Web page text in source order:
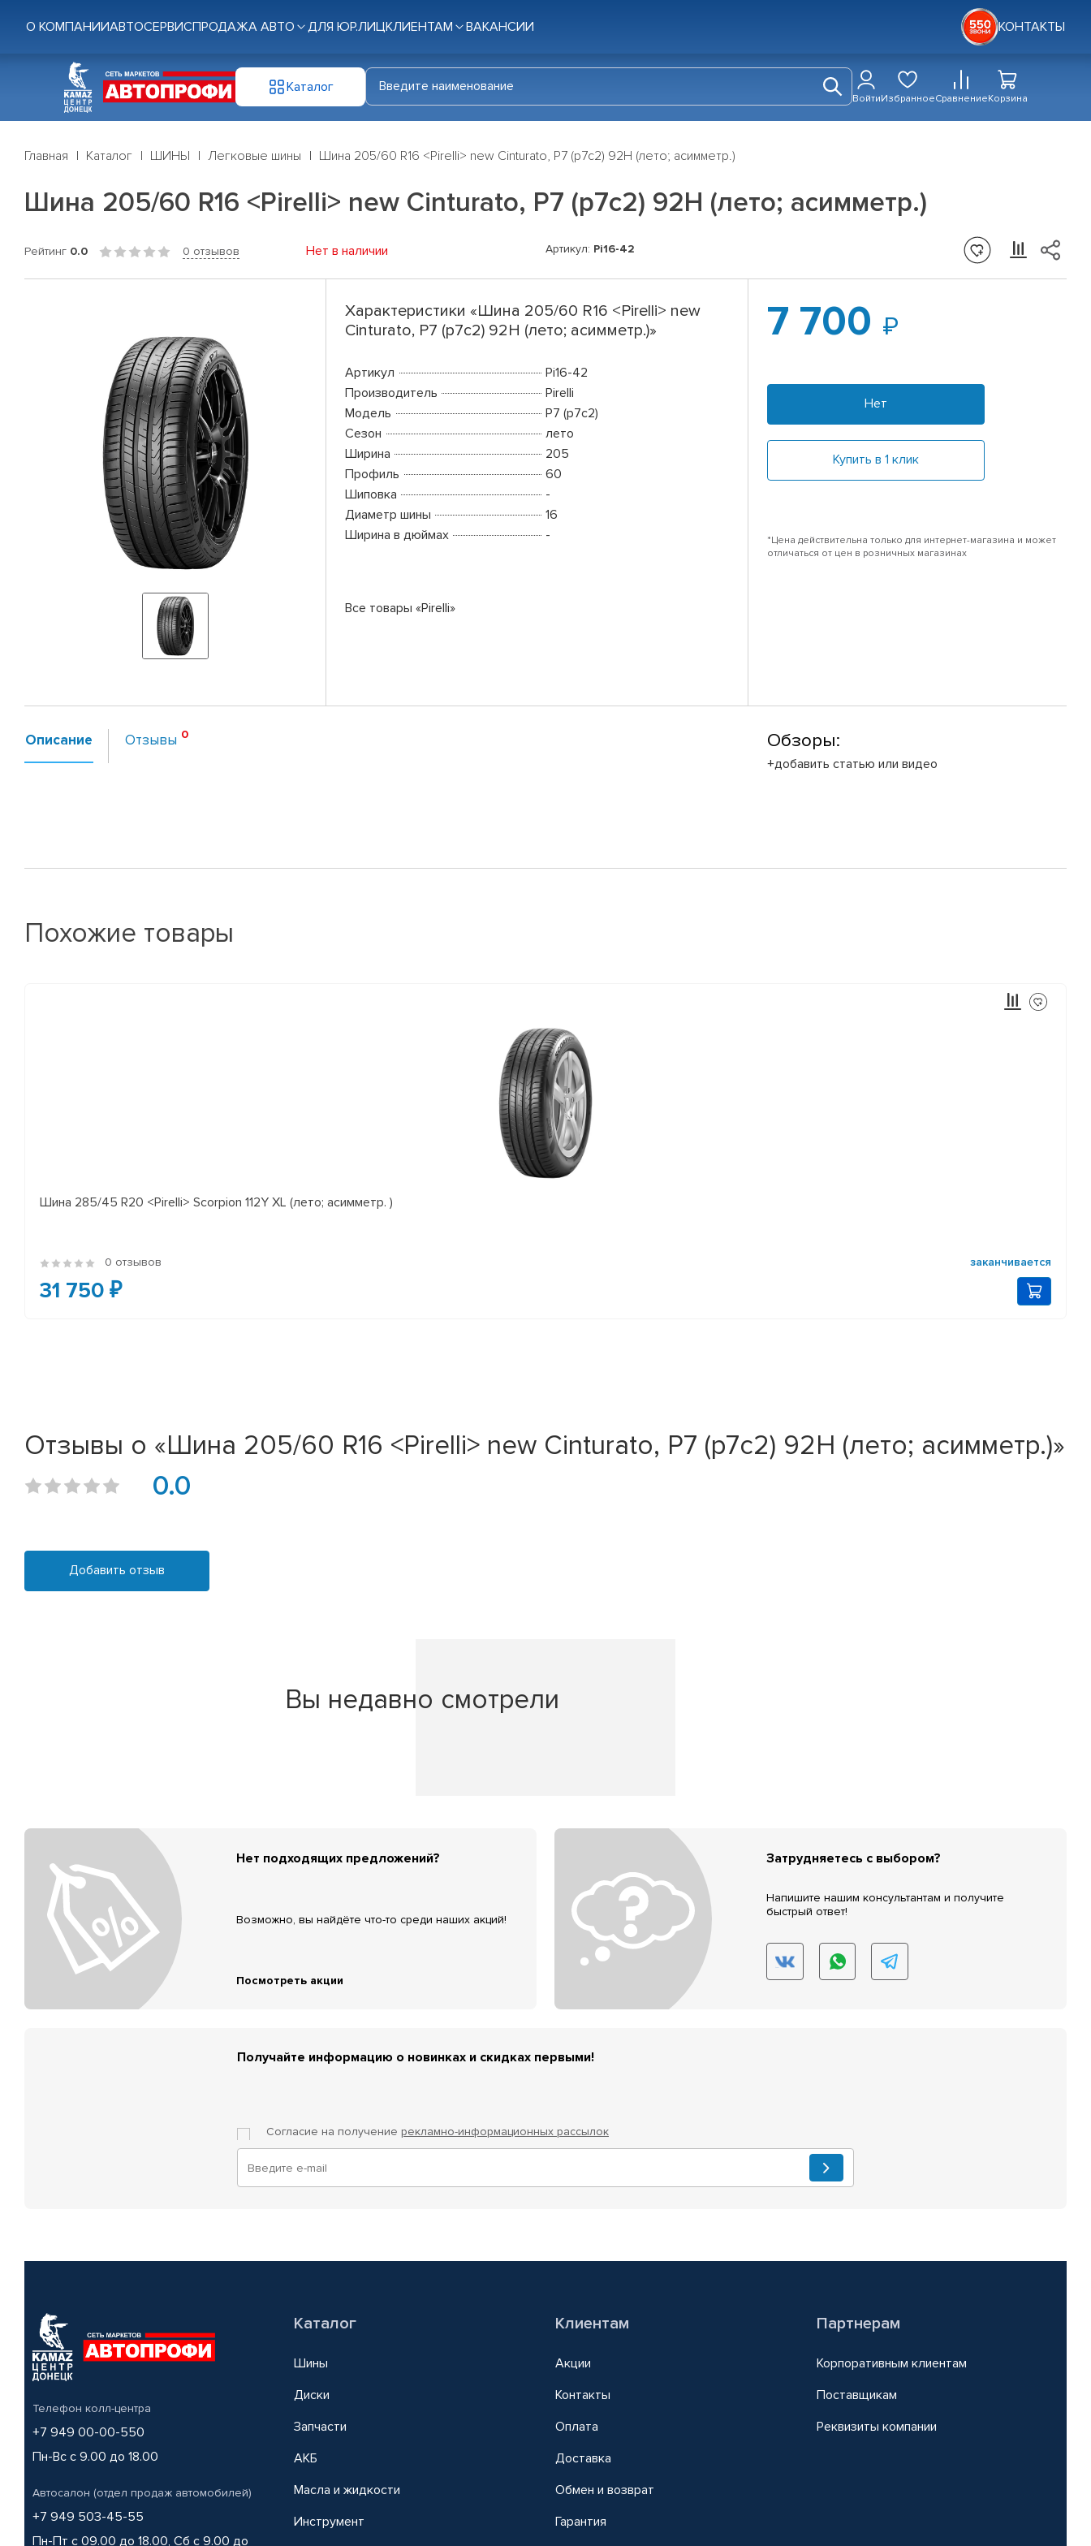
О КОМПАНИИАВТОСЕРВИСПРОДАЖА АВТО ДЛЯ ЮР.ЛИЦКЛИЕНТАМ ВАКАНСИИ КОНТАКТЫ
Каталог
ВойтиИзбранноеСравнениеКорзина
Главная Каталог ШИНЫ Легковые шины Шина 205/60 R16 <Pirelli> new Cinturato, P7 (p7c2) 92H (лето; асимметр.)
Шина 205/60 R16 <Pirelli> new Cinturato, P7 (p7c2) 92H (лето; асимметр.)
Рейтинг 0.0 0 отзывов Нет в наличии Артикул: Pi16-42
Характеристики «Шина 205/60 R16 <Pirelli> new
Cinturato, P7 (p7c2) 92H (лето; асимметр.)»
Артикул
Pi16-42
Производитель
Pirelli
Модель
P7 (p7c2)
Сезон
лето
Ширина
205
Профиль
60
Шиповка
-
Диаметр шины
16
Ширина в дюймах
-
Все товары «Pirelli»
7 700
Нет
Купить в 1 клик
*Цена действительна только для интернет-магазина и может
отличаться от цен в розничных магазинах
Описание Отзывы Обзоры:
+добавить статью или видео
Похожие товары
Шина 285/45 R20 <Pirelli> Scorpion 112Y XL (лето; асимметр. )
0 отзывов заканчивается
31 750 ₽
Отзывы о «Шина 205/60 R16 <Pirelli> new Cinturato, P7 (p7c2) 92H (лето; асимметр.)»
0.0
Добавить отзыв
Вы недавно смотрели
Нет подходящих предложений?
Возможно, вы найдёте что-то среди наших акций!
Посмотреть акции
Затрудняетесь с выбором?
Напишите нашим консультантам и получите
быстрый ответ!
Получайте информацию о новинках и скидках первыми!
Согласие на получение рекламно-информационных рассылок
Телефон колл-центра
+7 949 00-00-550
Пн-Вс с 9.00 до 18.00
Автосалон (отдел продаж автомобилей)
+7 949 503-45-55
Пн-Пт с 09.00 до 18.00, Сб с 9.00 до
Каталог
Шины
Диски
Запчасти
АКБ
Масла и жидкости
Инструмент
Клиентам
Акции
Контакты
Оплата
Доставка
Обмен и возврат
Гарантия
Партнерам
Корпоративным клиентам
Поставщикам
Реквизиты компании